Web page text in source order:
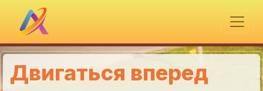
Двигаться вперед